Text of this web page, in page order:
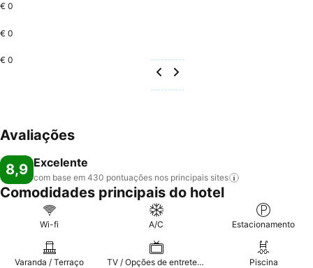
€ 0
€ 0
€ 0
Avaliações
8,9 Excelente
com base em 430 pontuações nos principais sites
Comodidades principais do hotel
Wi-fi A/C Estacionamento
Varanda / Terraço TV / Opções de entretenimento Piscina